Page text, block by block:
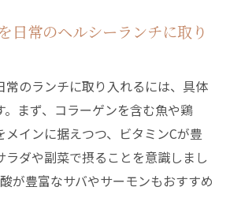
役立つ浅草野菜ランチの具体例
日常のヘルシーランチに取り
常のランチに取り入れるには、具体
。まず、コラーゲンを含む魚や鶏
インに据えつつ、ビタミンCが豊
ラダや副菜で摂ることを意識しまし
が豊富なサバやサーモンもおすすめ